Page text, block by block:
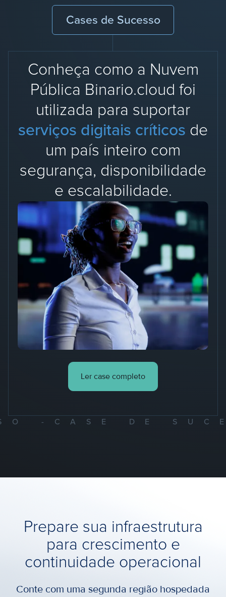
Cases de Sucesso
Conheça como a Nuvem
Pública Binario.cloud foi
utilizada para suportar
serviços digitais críticos de
um país inteiro com
segurança, disponibilidade
e escalabilidade.
Ler case completo
- CASE DE
Prepare sua infraestrutura
para crescimento e
continuidade operacional
Conte com uma segunda região hospedada